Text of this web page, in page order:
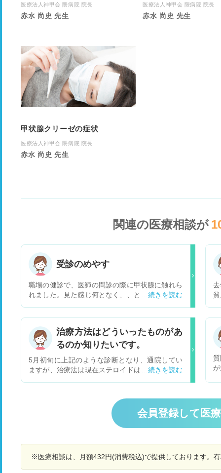
医療法人神甲会 隈病院 院長
赤水 尚史 先生
医療法人神甲会 隈病院 院長
赤水 尚史 先生
甲状腺クリーゼの症状
医療法人神甲会 隈病院 院長
赤水 尚史 先生
関連の医療相談が
受診のめやす
職場の健診で、医師の問診の際に甲状腺に触れら
れました。見た感じ何となく、、という程度の様
気になります。 甲状腺について少し調べてみたの
ですが理解不足です。 どのような症状があったら
も分からないと思います。 受診したら、どのよう
な検査でどういった治療や予後なのかも教えてい
ただけたらと思います。
(
治療方法はどういったものがあ
るのか知りたいです。
5月初旬に上記のような診断となり、通院してい
ますが、治療法は現在ステロイドは服用するしか
名が特定できないのか、治療方法はどの医療機関
でもこの方法しかないのか、相談したいです。会員登録して医
※医療相談は、月額432円(消費税込)で提供しております。